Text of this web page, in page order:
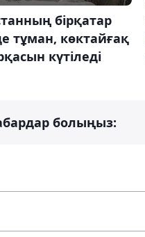
бірқатар
тұман, көктайғақ
күтіледі
болыңыз: